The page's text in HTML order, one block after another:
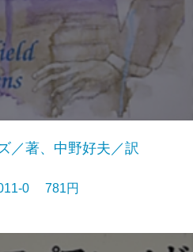
／著、中野好夫／訳
0 781円